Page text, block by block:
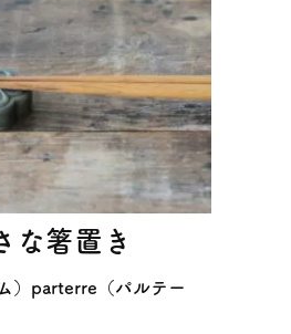
な箸置き
）parterre（パルテー